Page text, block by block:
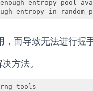
entropy in
，而导致无法进行握手
方法。
tools